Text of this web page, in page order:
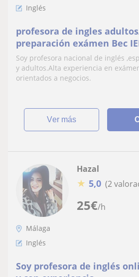
Inglés
profesora de ingles
preparación exámen Bec
Soy profesora nacional de inglés
y adultos.Alta experiencia en
orientados a negocios.
ver más
25€/h
Hazal
★ 5,0 (2
Málaga
Inglés
Soy profesora de inglés